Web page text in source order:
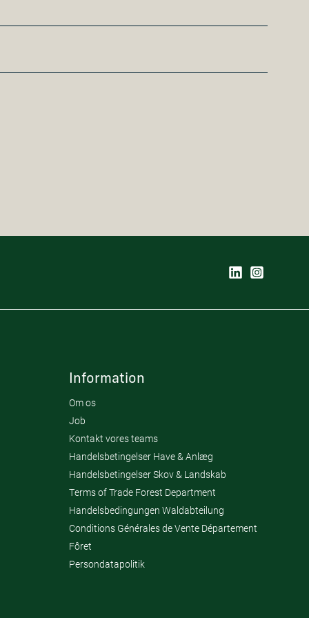
Information
Om os
Job
Kontakt vores teams
Handelsbetingelser Have & Anlæg
Handelsbetingelser Skov & Landskab
Terms of Trade Forest Department
Handelsbedingungen Waldabteilung
Conditions Générales de Vente Département
Fôret
Persondatapolitik